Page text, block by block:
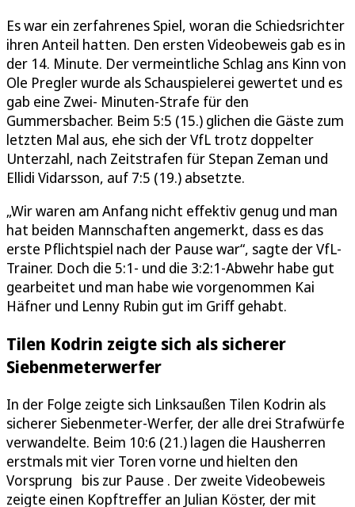
Es war ein zerfahrenes Spiel, woran die Schiedsrichter
ihren Anteil hatten. Den ersten Videobeweis gab es in
der 14. Minute. Der vermeintliche Schlag ans Kinn von
Ole Pregler wurde als Schauspielerei gewertet und es
gab eine Zwei- Minuten-Strafe für den
Gummersbacher. Beim 5:5 (15.) glichen die Gäste zum
letzten Mal aus, ehe sich der VfL trotz doppelter
Unterzahl, nach Zeitstrafen für Stepan Zeman und
Ellidi Vidarsson, auf 7:5 (19.) absetzte.
„Wir waren am Anfang nicht effektiv genug und man
hat beiden Mannschaften angemerkt, dass es das
erste Pflichtspiel nach der Pause war“, sagte der VfL-
Trainer. Doch die 5:1- und die 3:2:1-Abwehr habe gut
gearbeitet und man habe wie vorgenommen Kai
Häfner und Lenny Rubin gut im Griff gehabt.
Tilen Kodrin zeigte sich als sicherer
Siebenmeterwerfer
In der Folge zeigte sich Linksaußen Tilen Kodrin als
sicherer Siebenmeter-Werfer, der alle drei Strafwürfe
verwandelte. Beim 10:6 (21.) lagen die Hausherren
erstmals mit vier Toren vorne und hielten den
Vorsprung bis zur Pause . Der zweite Videobeweis
zeigte einen Kopftreffer an Julian Köster, der mit